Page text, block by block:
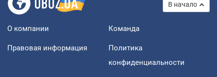
В начало
О компании Команда
Правовая информация
Политика
конфиденциальности